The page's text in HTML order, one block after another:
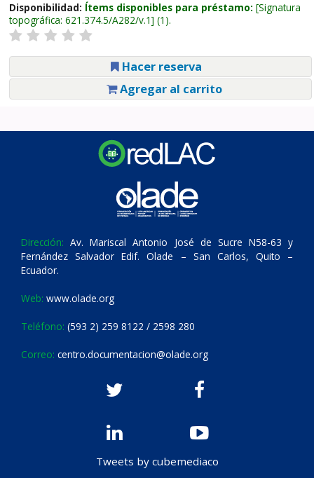
Disponibilidad: Ítems disponibles para préstamo: Signatura
topográfica: 621.374.5/A282/v.1 (1).
Hacer reserva
Agregar al carrito
Dirección: Av. Mariscal Antonio José de Sucre N58-63 y
Fernández Salvador Edif. Olade – San Carlos, Quito –
Ecuador.
Web: www.olade.org
Teléfono: (593 2) 259 8122 / 2598 280
Correo: centro.documentacion@olade.org
Tweets by cubemediaco